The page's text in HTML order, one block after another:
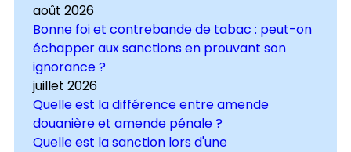
août 2026
Bonne foi et contrebande de tabac : peut-on
échapper aux sanctions en prouvant son
ignorance ?
juillet 2026
Quelle est la différence entre amende
douanière et amende pénale ?
Quelle est la sanction lors d'une